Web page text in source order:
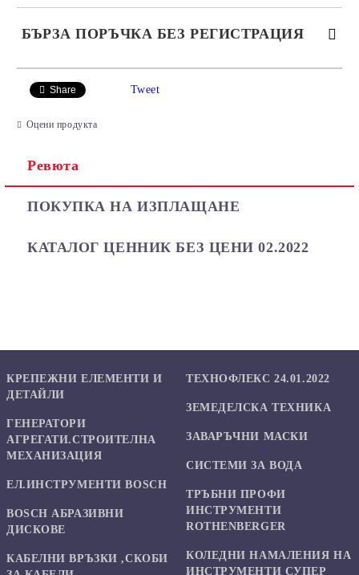
БЪРЗА ПОРЪЧКА БЕЗ РЕГИСТРАЦИЯ
Ние ще се свържем с вас в рамките на работния ден.
Share Tweet
Оцени продукта
Ревюта
ПОКУПКА НА ИЗПЛАЩАНЕ
КАТАЛОГ ЦЕННИК БЕЗ ЦЕНИ 02.2022
КРЕПЕЖНИ ЕЛЕМЕНТИ И
ДЕТАЙЛИ
ГЕНЕРАТОРИ
АГРЕГАТИ.СТРОИТЕЛНА
МЕХАНИЗАЦИЯ
ЕЛ.ИНСТРУМЕНТИ BOSCH
BOSCH АБРАЗИВНИ
ДИСКОВЕ
КАБЕЛНИ ВРЪЗКИ ,СКОБИ
ТЕХНОФЛЕКС 24.01.2022
ЗЕМЕДЕЛСКА ТЕХНИКА
ЗАВАРЪЧНИ МАСКИ
СИСТЕМИ ЗА ВОДА
ТРЪБНИ ПРОФИ
ИНСТРУМЕНТИ
ROTHENBERGER
КОЛЕДНИ НАМАЛЕНИЯ НА
ИНСТРУМЕНТИ СУПЕР